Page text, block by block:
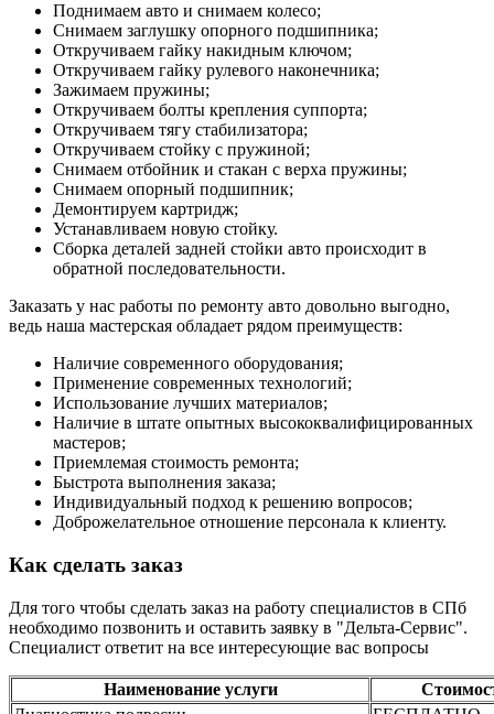
Поднимаем авто и снимаем колесо;
Снимаем заглушку опорного подшипника;
Откручиваем гайку накидным ключом;
Откручиваем гайку рулевого наконечника;
Зажимаем пружины;
Откручиваем болты крепления суппорта;
Откручиваем тягу стабилизатора;
Откручиваем стойку с пружиной;
Снимаем отбойник и стакан с верха пружины;
Снимаем опорный подшипник;
Демонтируем картридж;
Устанавливаем новую стойку.
Сборка деталей задней стойки авто происходит в
обратной последовательности.
Заказать у нас работы по ремонту авто довольно выгодно,
ведь наша мастерская обладает рядом преимуществ:
Наличие современного оборудования;
Применение современных технологий;
Использование лучших материалов;
Наличие в штате опытных высококвалифицированных
мастеров;
Приемлемая стоимость ремонта;
Быстрота выполнения заказа;
Индивидуальный подход к решению вопросов;
Доброжелательное отношение персонала к клиенту.
Как сделать заказ
Для того чтобы сделать заказ на работу специалистов в СПб
необходимо позвонить и оставить заявку в "Дельта-Сервис".
Специалист ответит на все интересующие вас вопросы
Наименование услуги